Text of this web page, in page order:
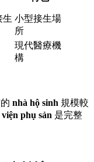
生 小型接生場
所
現代醫療機
構
nhà hộ sinh 規模較
phụ sản 是完整